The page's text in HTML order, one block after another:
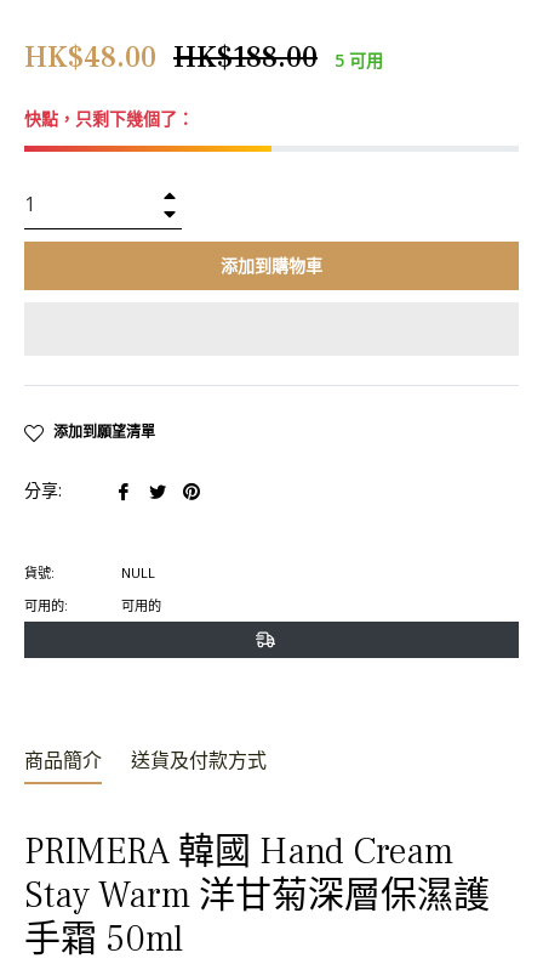
HK$48.00
正
價
HK$188.00 5 可用
快點，只剩下幾個了：
添加到購物車
添加到願望清單
分享:
在
上
分
在 在
貨號:
NULL
可用的:
可用的
商品簡介 送貨及付款方式
PRIMERA 韓國 Hand Cream
Stay Warm 洋甘菊深層保濕護
手霜 50ml